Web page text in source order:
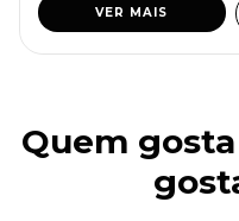
VER MAIS
Quem